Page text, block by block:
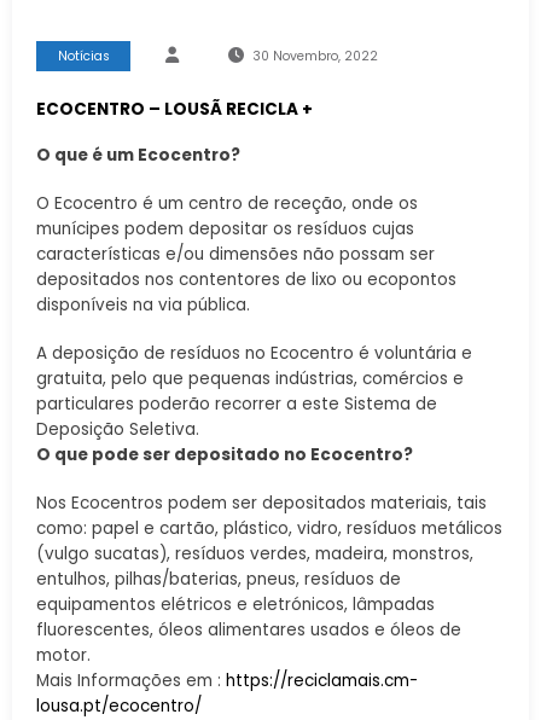
Notícias 30 Novembro, 2022
ECOCENTRO – LOUSÃ RECICLA +
O que é um Ecocentro?
O Ecocentro é um centro de receção, onde os
munícipes podem depositar os resíduos cujas
características e/ou dimensões não possam ser
depositados nos contentores de lixo ou ecopontos
disponíveis na via pública.
A deposição de resíduos no Ecocentro é voluntária e
gratuita, pelo que pequenas indústrias, comércios e
particulares poderão recorrer a este Sistema de
Deposição Seletiva.
O que pode ser depositado no Ecocentro?
Nos Ecocentros podem ser depositados materiais, tais
como: papel e cartão, plástico, vidro, resíduos metálicos
(vulgo sucatas), resíduos verdes, madeira, monstros,
entulhos, pilhas/baterias, pneus, resíduos de
equipamentos elétricos e eletrónicos, lâmpadas
fluorescentes, óleos alimentares usados e óleos de
motor.
Mais Informações em : https://reciclamais.cm-
lousa.pt/ecocentro/